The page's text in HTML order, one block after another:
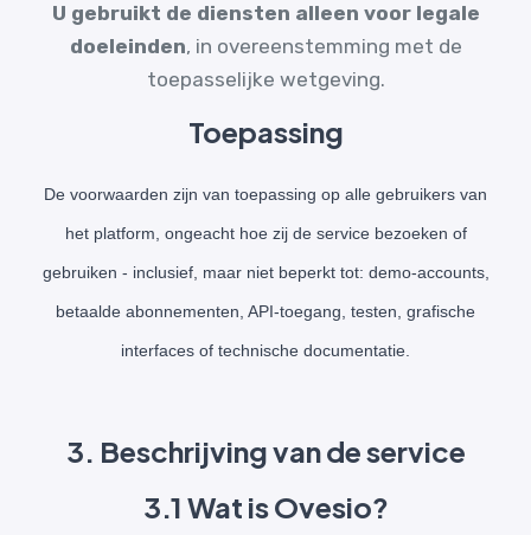
U gebruikt de diensten alleen voor legale
doeleinden, in overeenstemming met de
toepasselijke wetgeving.
Toepassing
De voorwaarden zijn van toepassing op alle gebruikers van
het platform, ongeacht hoe zij de service bezoeken of
gebruiken - inclusief, maar niet beperkt tot: demo-accounts,
betaalde abonnementen, API-toegang, testen, grafische
interfaces of technische documentatie.
3. Beschrijving van de service
3.1 Wat is Ovesio?